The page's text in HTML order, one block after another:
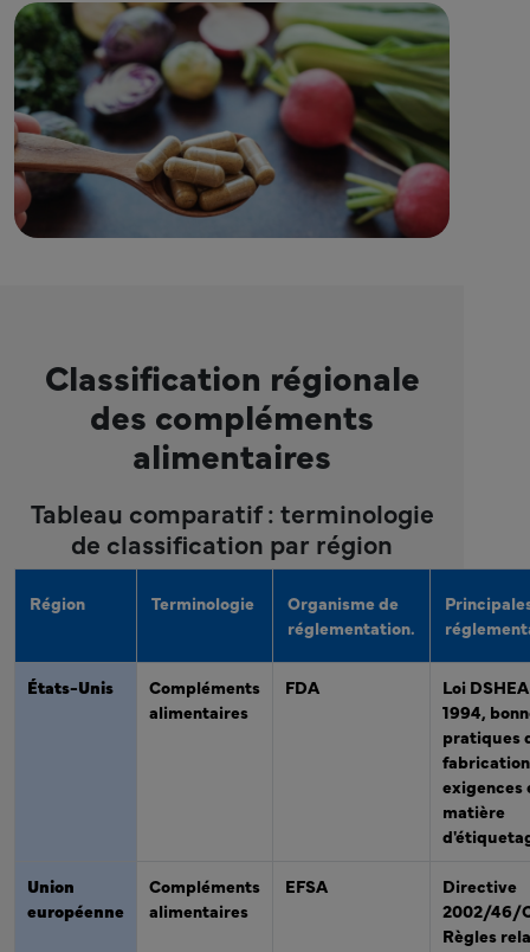
Classification régionale
des compléments
alimentaires
Tableau comparatif : terminologie
de classification par région
Région Terminologie
Organisme de
réglementation.
États-Unis
Compléments
alimentaires
FDA
Loi
1994,
pratiques
fabrication
exigences
matière
Union
européenne
Compléments
alimentaires
EFSA
Directive
2002/46/
Règles